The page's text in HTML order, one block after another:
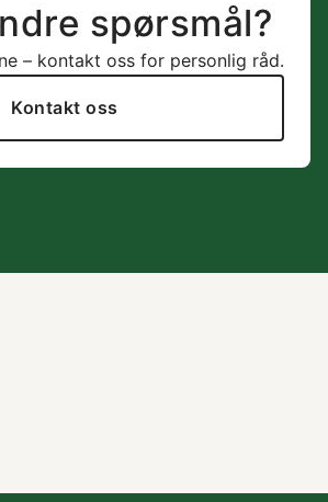
spørsmål?
– kontakt oss for personlig råd.
Kontakt oss